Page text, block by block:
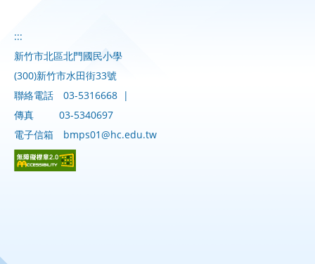
:::
新竹市北區北門國民小學
(300)新竹市水田街33號
聯絡電話
03-5316668 |
傳真
03-5340697
電子信箱
bmps01@hc.edu.tw